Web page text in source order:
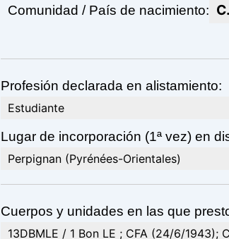
Comunidad / País de nacimiento:
Profesión declarada en alistamiento:
Estudiante
Lugar de incorporación (1ª vez) en
Perpignan (Pyrénées-Orientales)
Cuerpos y unidades en las que
13DBMLE / 1 Bon LE ; CFA (24/6/1943);